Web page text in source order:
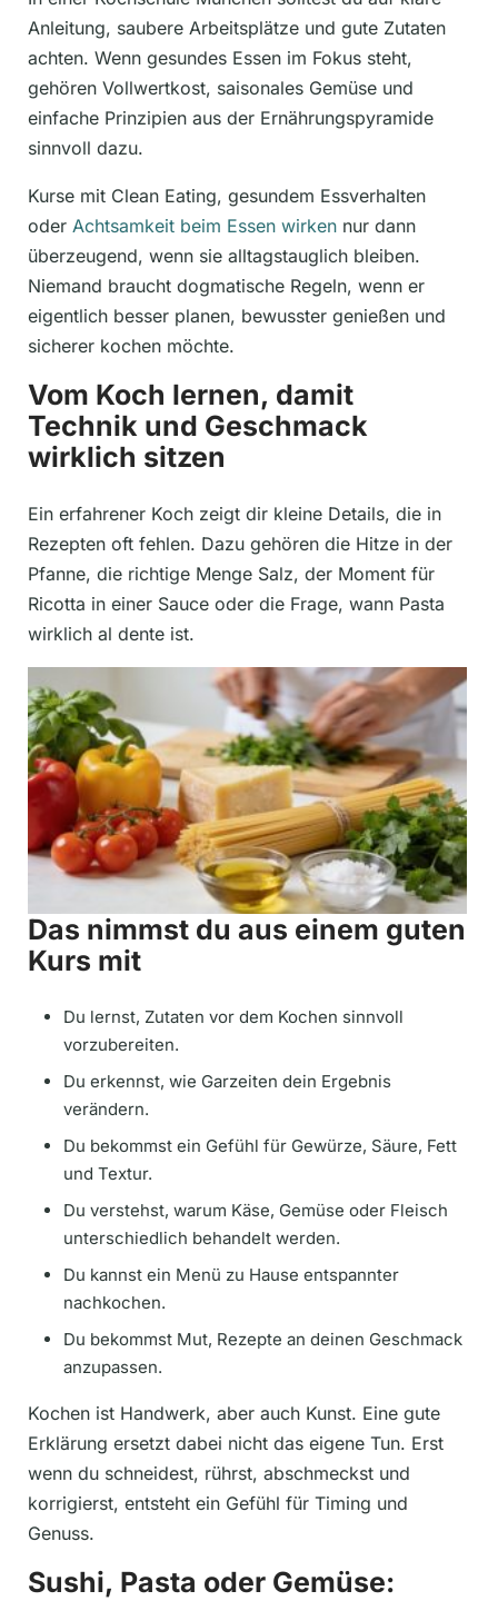
Anleitung, saubere Arbeitsplätze und gute Zutaten
achten. Wenn gesundes Essen im Fokus steht,
gehören Vollwertkost, saisonales Gemüse und
einfache Prinzipien aus der Ernährungspyramide
sinnvoll dazu.
Kurse mit Clean Eating, gesundem Essverhalten
oder Achtsamkeit beim Essen wirken nur dann
überzeugend, wenn sie alltagstauglich bleiben.
Niemand braucht dogmatische Regeln, wenn er
eigentlich besser planen, bewusster genießen und
sicherer kochen möchte.
Vom Koch lernen, damit
Technik und Geschmack
wirklich sitzen
Ein erfahrener Koch zeigt dir kleine Details, die in
Rezepten oft fehlen. Dazu gehören die Hitze in der
Pfanne, die richtige Menge Salz, der Moment für
Ricotta in einer Sauce oder die Frage, wann Pasta
wirklich al dente ist.
Das nimmst du aus einem guten
Kurs mit
Du lernst, Zutaten vor dem Kochen sinnvoll
vorzubereiten.
Du erkennst, wie Garzeiten dein Ergebnis
verändern.
Du bekommst ein Gefühl für Gewürze, Säure, Fett
und Textur.
Du verstehst, warum Käse, Gemüse oder Fleisch
unterschiedlich behandelt werden.
Du kannst ein Menü zu Hause entspannter
nachkochen.
Du bekommst Mut, Rezepte an deinen Geschmack
anzupassen.
Kochen ist Handwerk, aber auch Kunst. Eine gute
Erklärung ersetzt dabei nicht das eigene Tun. Erst
wenn du schneidest, rührst, abschmeckst und
korrigierst, entsteht ein Gefühl für Timing und
Genuss.
Sushi, Pasta oder Gemüse: